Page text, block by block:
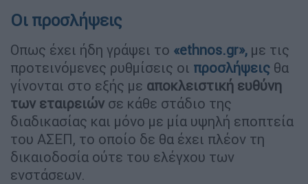
Οι προσλήψεις
Οπως έχει ήδη γράψει το «ethnos.gr», με τις
προτεινόμενες ρυθμίσεις οι προσλήψεις θα
γίνονται στο εξής με αποκλειστική ευθύνη
των εταιρειών σε κάθε στάδιο της
διαδικασίας και μόνο με μία υψηλή εποπτεία
του ΑΣΕΠ, το οποίο δε θα έχει πλέον τη
δικαιοδοσία ούτε του ελέγχου των
ενστάσεων.